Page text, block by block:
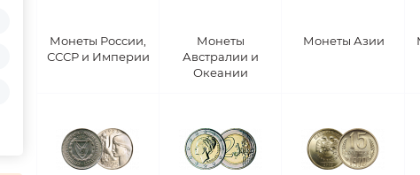
Монеты России,
СССР и Империи
Монеты
Австралии и
Океании
Монеты Азии